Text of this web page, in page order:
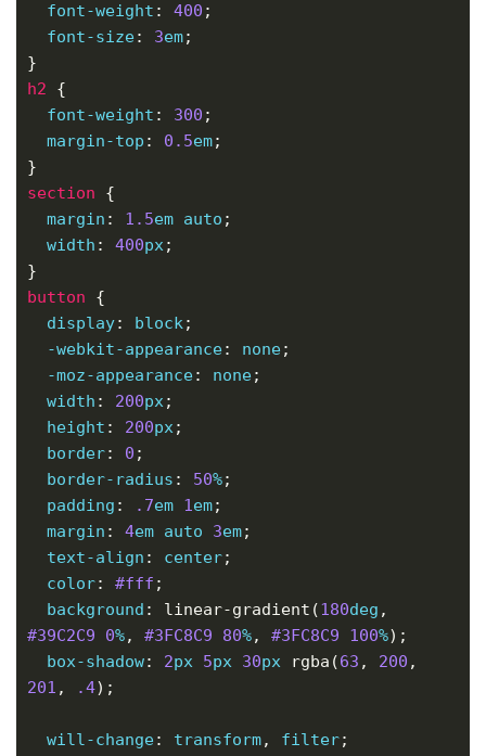
font-weight : 400
font-size: 3em
h2
font-weight : 300
margin-top : 0.5em
section
margin : 1.5em auto
width : 400px
button
display: block
-webkit-appearance: none
-moz-appearance: none
width : 200px
height : 200px
border: 0
border-radius : 50%
padding : .7em 1em
margin : 4em auto 3em
text-align : center
color: #fff
background : linear-gradient(180deg
#39C2C9
0%, #3FC8C9 80%, #3FC8C9 100%
box-shadow: 2px 5px 30px rgba(63 , 200
201 , .4
will-change: transform, filter